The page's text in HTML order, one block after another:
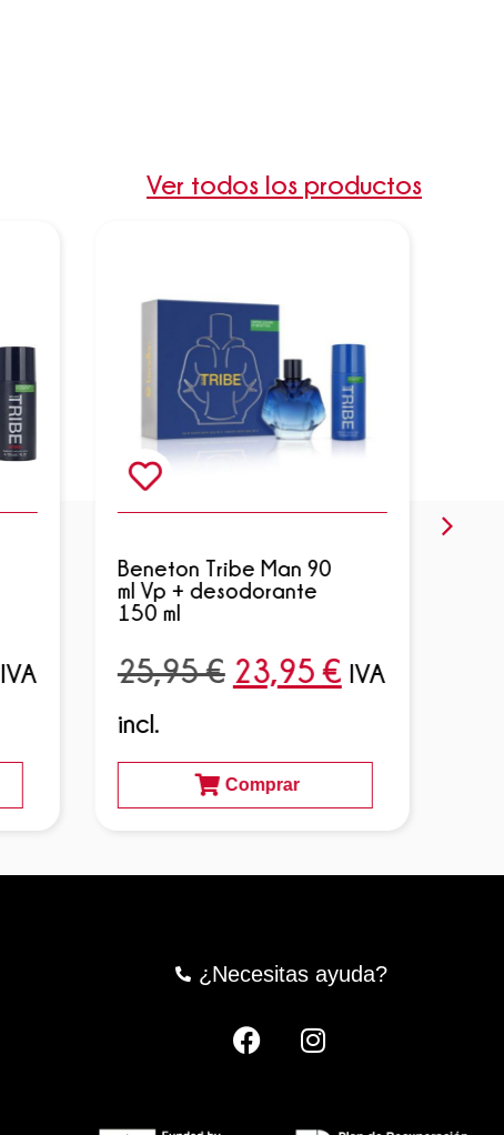
Ver todos los productos
IVA
Beneton Tribe Man 90
ml Vp + desodorante
150 ml
25,95€ 23,95 € IVA
incl.
Comprar
¿Necesitas ayuda?